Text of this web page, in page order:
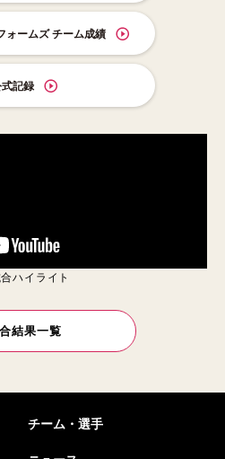
ォームズ チーム成績
記録
ハイライト
結果一覧
チーム・選手